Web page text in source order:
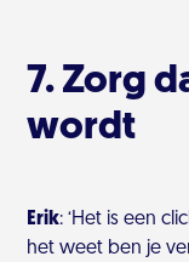
7. Zorg
wordt
Erik: ‘Het is een
het weet ben je